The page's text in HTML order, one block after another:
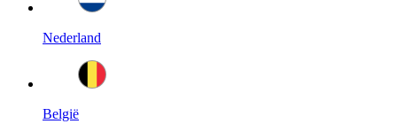
Nederland
België